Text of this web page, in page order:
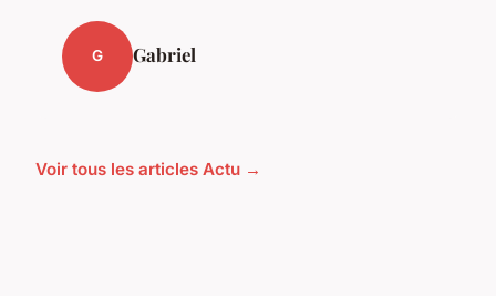
G Gabriel
Voir tous les articles Actu →